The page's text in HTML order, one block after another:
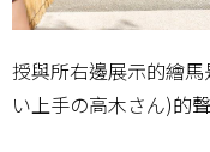
授與所右邊展示的繪
い上手の高木さん)的